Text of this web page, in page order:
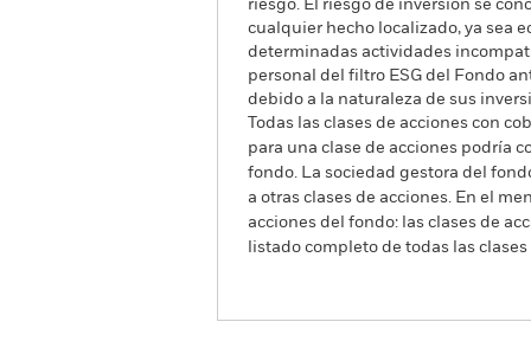
riesgo. El riesgo de inversión se
cualquier hecho localizado, ya sea
determinadas actividades
personal del filtro ESG del Fondo
debido a la naturaleza de sus
Todas las clases de acciones con
para una clase de acciones podría
fondo. La sociedad gestora del
a otras clases de acciones. En el
acciones del fondo: las clases de
listado completo de todas las